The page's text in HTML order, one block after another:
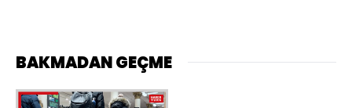
BAKMADAN GEÇME